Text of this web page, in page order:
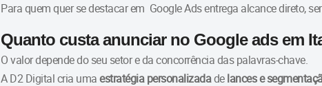
Para quem quer se destacar em Google Ads entrega alcance direto,
Quanto custa anunciar no Google ads em
O valor depende do seu setor e da concorrência das palavras-chave.
A D2 Digital cria uma estratégia personalizadade lances e